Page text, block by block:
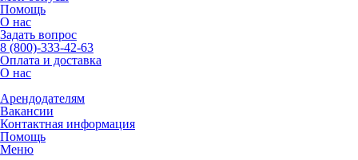
Помощь
О нас
Задать вопрос
8 (800)-333-42-63
Оплата и доставка
О нас
Арендодателям
Вакансии
Контактная информация
Помощь
Меню